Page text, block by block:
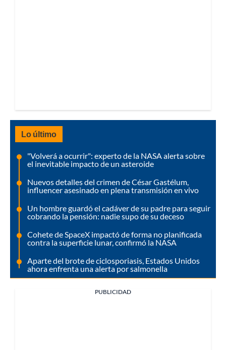
Lo último
"Volverá a ocurrir": experto de la NASA alerta sobre
el inevitable impacto de un asteroide
Nuevos detalles del crimen de César Gastélum,
influencer asesinado en plena transmisión en vivo
Un hombre guardó el cadáver de su padre para seguir
cobrando la pensión: nadie supo de su deceso
Cohete de SpaceX impactó de forma no planificada
contra la superficie lunar, confirmó la NASA
Aparte del brote de ciclosporiasis, Estados Unidos
ahora enfrenta una alerta por salmonella
PUBLICIDAD